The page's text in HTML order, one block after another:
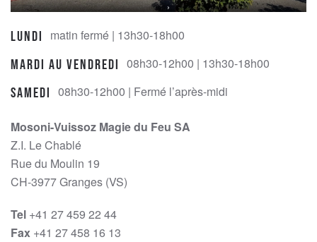
Lundi matin fermé | 13h30-18h00
Mardi au Vendredi 08h30-12h00 | 13h30-18h00
Samedi 08h30-12h00 | Fermé l’après-midi
Mosoni-Vuissoz Magie du Feu SA
Z.I. Le Chablé
Rue du Moulin 19
CH-3977 Granges (VS)
Tel +41 27 459 22 44
Fax +41 27 458 16 13